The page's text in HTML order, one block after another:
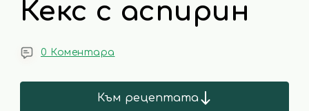
Кекс с аспирин
0 Коментара
Към рецептата